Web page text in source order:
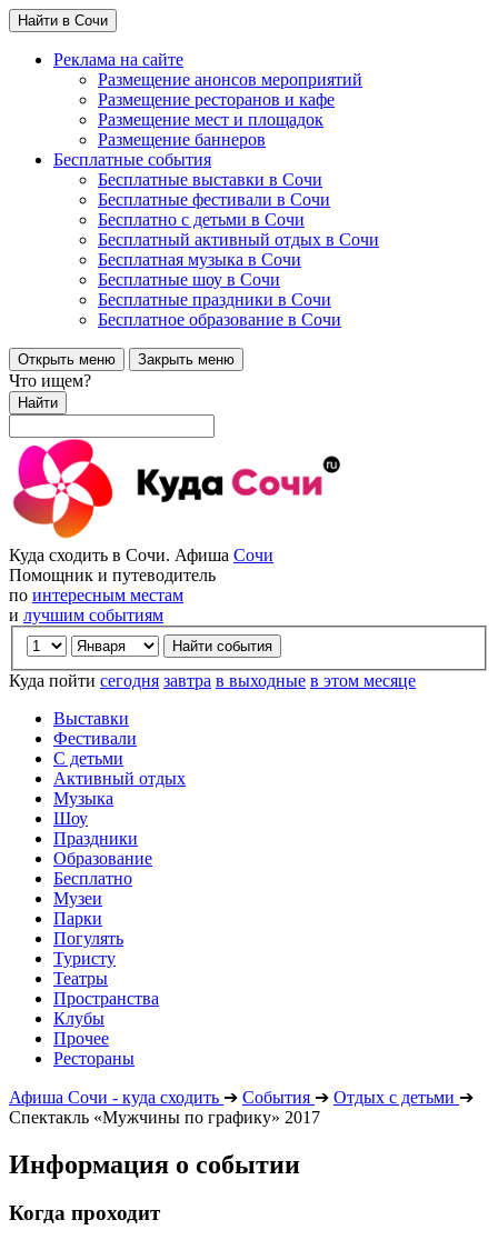
Найти в Сочи
Реклама на сайте
Размещение анонсов мероприятий
Размещение ресторанов и кафе
Размещение мест и площадок
Размещение баннеров
Бесплатные события
Бесплатные выставки в Сочи
Бесплатные фестивали в Сочи
Бесплатно с детьми в Сочи
Бесплатный активный отдых в Сочи
Бесплатная музыка в Сочи
Бесплатные шоу в Сочи
Бесплатные праздники в Сочи
Бесплатное образование в Сочи
Открыть меню Закрыть меню
Что ищем?
Найти
Куда сходить в Сочи. Афиша Сочи
Помощник и путеводитель
по интересным местам
и лучшим событиям
Куда пойти сегодня завтра в выходные в этом месяце
Выставки
Фестивали
С детьми
Активный отдых
Музыка
Шоу
Праздники
Образование
Бесплатно
Музеи
Парки
Погулять
Туристу
Театры
Пространства
Клубы
Прочее
Рестораны
Афиша Сочи - куда сходить ➔ События ➔ Отдых с детьми ➔
Спектакль «Мужчины по графику» 2017
Информация о событии
Когда проходит